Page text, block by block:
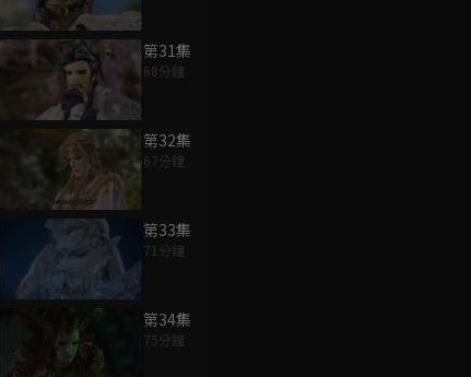
第31集
68分鐘
第32集
67分鐘
第33集
71分鐘
第34集
75分鐘